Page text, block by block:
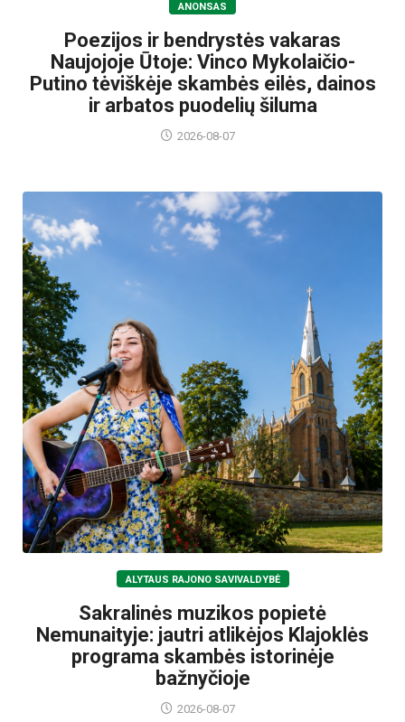
ANONSAS
Poezijos ir bendrystės vakaras
Naujojoje Ūtoje: Vinco Mykolaičio-
Putino tėviškėje skambės eilės, dainos
ir arbatos puodelių šiluma
2026-08-07
ALYTAUS RAJONO SAVIVALDYBĖ
Sakralinės muzikos popietė
Nemunaityje: jautri atlikėjos Klajoklės
programa skambės istorinėje
bažnyčioje
2026-08-07